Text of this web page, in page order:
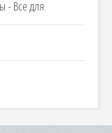
- Все для.